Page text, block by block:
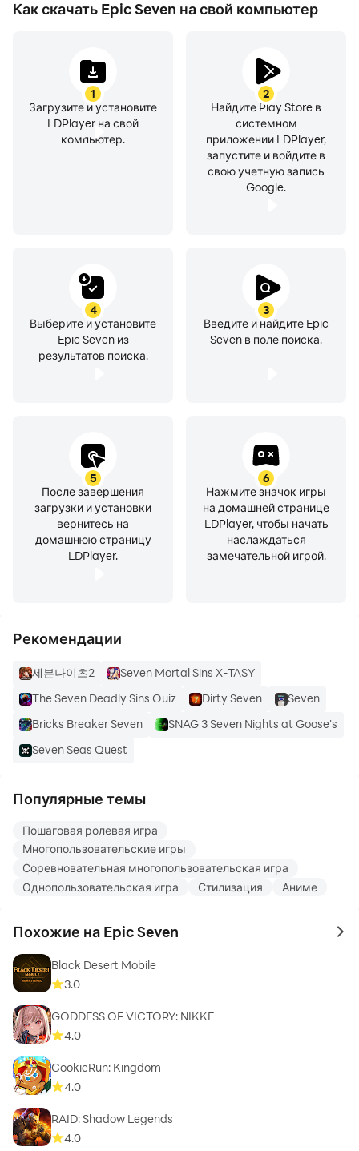
Как скачать Epic Seven на свой компьютер
1
Загрузите и установите
LDPlayer на свой
компьютер.
2
Найдите Play Store в
системном
приложении LDPlayer,
запустите и войдите в
свою учетную запись
Google.
3
Введите и найдите Epic
Seven в поле поиска.
4
Выберите и установите
Epic Seven из
результатов поиска.
5
После завершения
загрузки и установки
вернитесь на
домашнюю страницу
LDPlayer.
6
Нажмите значок игры
на домашней странице
LDPlayer, чтобы начать
наслаждаться
замечательной игрой.
Рекомендации
세븐나이츠2
Seven Mortal Sins X-TASY
The Seven Deadly Sins Quiz
Dirty Seven
Seven
Bricks Breaker Seven
SNAG 3 Seven Nights at Goose's
Seven Seas Quest
Популярные темы
Пошаговая ролевая игра
Многопользовательские игры
Соревновательная многопользовательская игра
Однопользовательская игра
Стилизация Аниме
Похожие на Epic Seven to
Black Desert Mobile
3.0
GODDESS OF VICTORY: NIKKE
4.0
CookieRun: Kingdom
4.0
RAID: Shadow Legends
4.0